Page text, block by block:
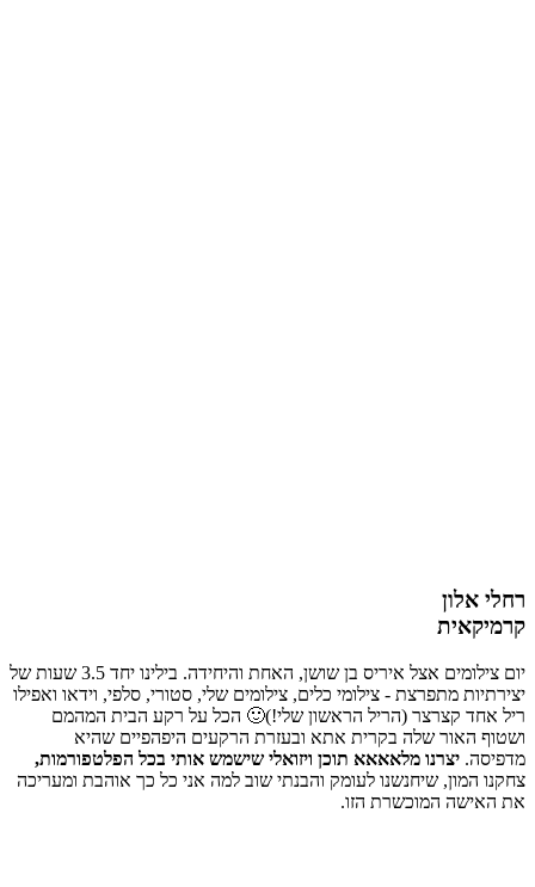
רחלי אלון
קרמיקאית
יום צילומים אצל איריס בן שושן, האחת והיחידה. בילינו יחד 3.5 שעות של
יצירתיות מתפרצת - צילומי כלים, צילומים שלי, סטורי, סלפי, וידאו ואפילו
ריל אחד קצרצר (הריל הראשון שלי!)🙂 הכל על רקע הבית המהמם
ושטוף האור שלה בקרית אתא ובעזרת הרקעים היפהפיים שהיא
מדפיסה. יצרנו מלאאאא תוכן ויזואלי שישמש אותי בכל הפלטפורמות,
צחקנו המון, שיחנשנו לעומק והבנתי שוב למה אני כל כך אוהבת ומעריכה
את האישה המוכשרת הזו.